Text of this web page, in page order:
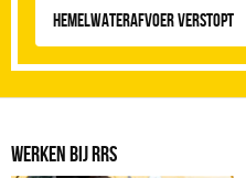
Hemelwaterafvoer Verstopt
WERKEN BIJ RRS